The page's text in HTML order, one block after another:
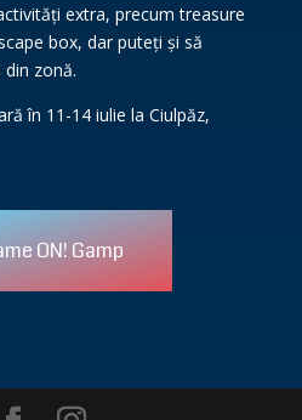
extra, precum treasure
box, dar puteți și să
zonă.
în 11-14 iulie la Ciulpăz,
ON! Gamp